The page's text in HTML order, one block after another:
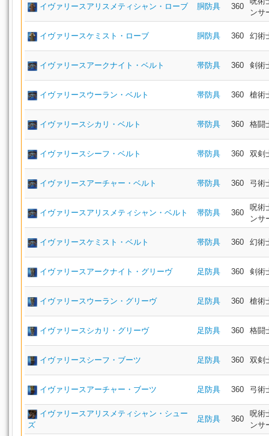
イヴァリースアリスメティシャン・ローブ 胴防具 360
ンサ
イヴァリースケミスト・ローブ 胴防具 360 幻術
イヴァリースアークナイト・ベルト 帯防具 360 剣術
イヴァリースウーラン・ベルト 帯防具 360 槍術
イヴァリースシカリ・ベルト 帯防具 360 格闘
イヴァリースシーフ・ベルト 帯防具 360 双剣
イヴァリースアーチャー・ベルト 帯防具 360 弓術
イヴァリースアリスメティシャン・ベルト 帯防具 360
呪術
ンサ
イヴァリースケミスト・ベルト 帯防具 360 幻術
イヴァリースアークナイト・グリーヴ 足防具 360 剣術
イヴァリースウーラン・グリーヴ 足防具 360 槍術
イヴァリースシカリ・グリーヴ 足防具 360 格闘
イヴァリースシーフ・ブーツ 足防具 360 双剣
イヴァリースアーチャー・ブーツ 足防具 360 弓術
イヴァリースアリスメティシャン・シュー
ズ
足防具 360
呪術
ンサ